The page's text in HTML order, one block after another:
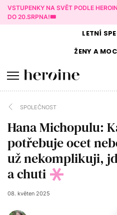
VSTUPENKY NA SVĚT PODLE
DO 20.SRPNA!🎟️
LETNÍ
ŽENY AMOC
SPOLEČNOST
Hana Michopulu:
potřebuje ocet
už nekomplikuji,
a chuti
08. květen 2025